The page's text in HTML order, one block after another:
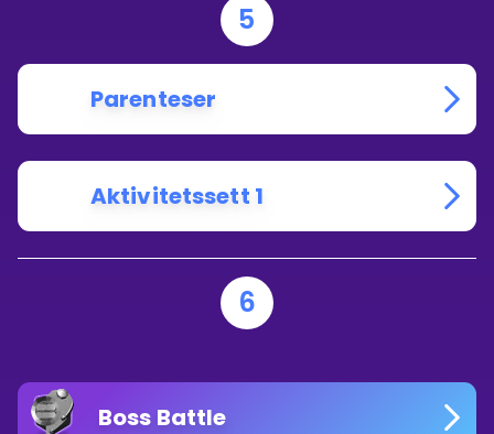
5
Parenteser
Aktivitetssett 1
6
Boss Battle